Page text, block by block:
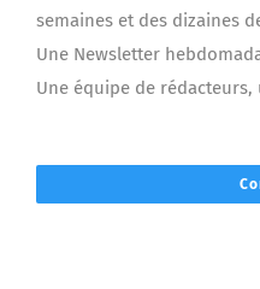
semaines et des dizaines
Une Newsletter
Une équipe de